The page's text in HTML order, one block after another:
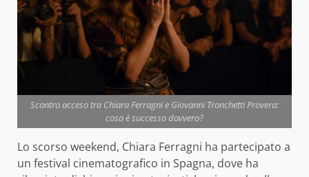
Scontro acceso tra Chiara Ferragni e Giovanni Tronchetti Provera:
cosa è successo davvero?
Lo scorso weekend, Chiara Ferragni ha partecipato a
un festival cinematografico in Spagna, dove ha